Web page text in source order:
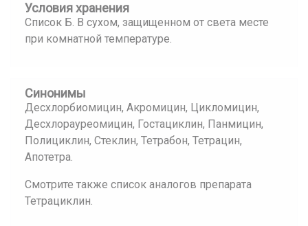
Условия хранения
Список Б. В сухом, защищенном от света месте
при комнатной температуре.
Синонимы
Десхлорбиомицин, Акромицин, Цикломицин,
Десхлорауреомицин, Гостациклин, Панмицин,
Полициклин, Стеклин, Тетрабон, Тетрацин,
Апотетра.
Смотрите также список аналогов препарата
Тетрациклин.